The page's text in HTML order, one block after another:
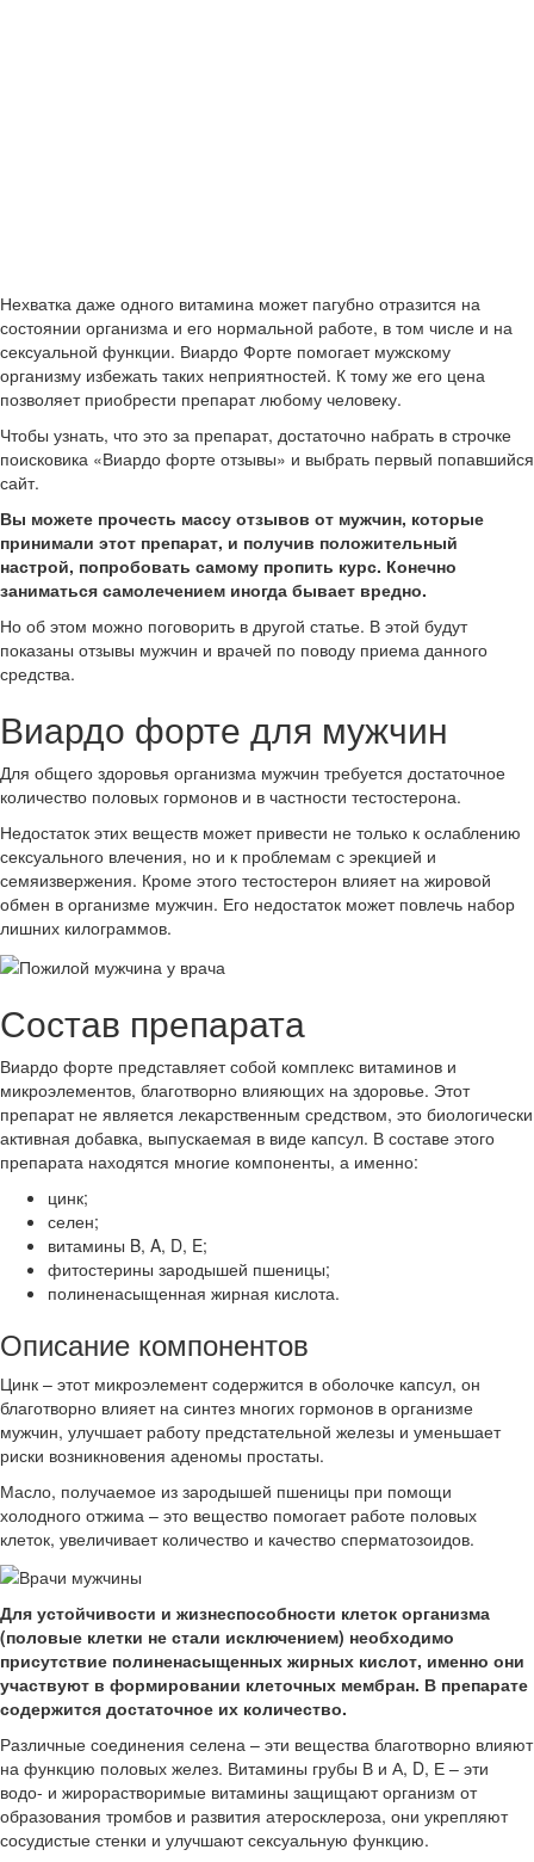
Нехватка даже одного витамина может пагубно отразится на
состоянии организма и его нормальной работе, в том числе и на
сексуальной функции. Виардо Форте помогает мужскому
организму избежать таких неприятностей. К тому же его цена
позволяет приобрести препарат любому человеку.
Чтобы узнать, что это за препарат, достаточно набрать в строчке
поисковика «Виардо форте отзывы» и выбрать первый попавшийся
сайт.
Вы можете прочесть массу отзывов от мужчин, которые
принимали этот препарат, и получив положительный
настрой, попробовать самому пропить курс. Конечно
заниматься самолечением иногда бывает вредно.
Но об этом можно поговорить в другой статье. В этой будут
показаны отзывы мужчин и врачей по поводу приема данного
средства.
Виардо форте для мужчин
Для общего здоровья организма мужчин требуется достаточное
количество половых гормонов и в частности тестостерона.
Недостаток этих веществ может привести не только к ослаблению
сексуального влечения, но и к проблемам с эрекцией и
семяизвержения. Кроме этого тестостерон влияет на жировой
обмен в организме мужчин. Его недостаток может повлечь набор
лишних килограммов.
Состав препарата
Виардо форте представляет собой комплекс витаминов и
микроэлементов, благотворно влияющих на здоровье. Этот
препарат не является лекарственным средством, это биологически
активная добавка, выпускаемая в виде капсул. В составе этого
препарата находятся многие компоненты, а именно:
цинк;
селен;
витамины B, A, D, E;
фитостерины зародышей пшеницы;
полиненасыщенная жирная кислота.
Описание компонентов
Цинк – этот микроэлемент содержится в оболочке капсул, он
благотворно влияет на синтез многих гормонов в организме
мужчин, улучшает работу предстательной железы и уменьшает
риски возникновения аденомы простаты.
Масло, получаемое из зародышей пшеницы при помощи
холодного отжима – это вещество помогает работе половых
клеток, увеличивает количество и качество сперматозоидов.
Для устойчивости и жизнеспособности клеток организма
(половые клетки не стали исключением) необходимо
присутствие полиненасыщенных жирных кислот, именно они
участвуют в формировании клеточных мембран. В препарате
содержится достаточное их количество.
Различные соединения селена – эти вещества благотворно влияют
на функцию половых желез. Витамины грубы В и А, D, Е – эти
водо- и жирорастворимые витамины защищают организм от
образования тромбов и развития атеросклероза, они укрепляют
сосудистые стенки и улучшают сексуальную функцию.